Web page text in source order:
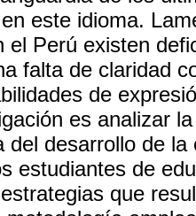
este idioma.
el Perú existen
falta de claridad
de
es analizar
del desarrollo de
estudiantes de
que